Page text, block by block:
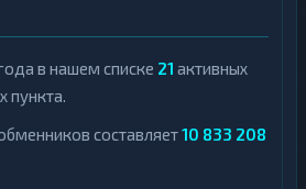
в нашем списке 21 активных
пункта.
составляет10 833 208